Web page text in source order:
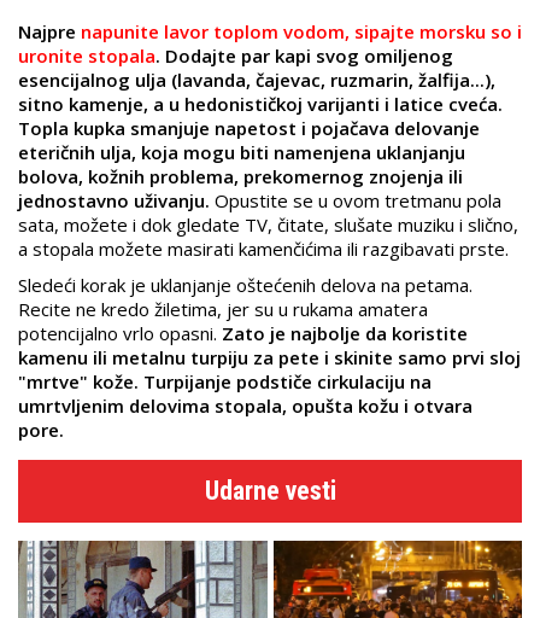
Najpre napunite lavor toplom vodom, sipajte morsku so i
uronite stopala. Dodajte par kapi svog omiljenog
esencijalnog ulja (lavanda, čajevac, ruzmarin, žalfija...),
sitno kamenje, a u hedonističkoj varijanti i latice cveća.
Topla kupka smanjuje napetost i pojačava delovanje
eteričnih ulja, koja mogu biti namenjena uklanjanju
bolova, kožnih problema, prekomernog znojenja ili
jednostavno uživanju. Opustite se u ovom tretmanu pola
sata, možete i dok gledate TV, čitate, slušate muziku i slično,
a stopala možete masirati kamenčićima ili razgibavati prste.
Sledeći korak je uklanjanje oštećenih delova na petama.
Recite ne kredo žiletima, jer su u rukama amatera
potencijalno vrlo opasni. Zato je najbolje da koristite
kamenu ili metalnu turpiju za pete i skinite samo prvi sloj
"mrtve" kože. Turpijanje podstiče cirkulaciju na
umrtvljenim delovima stopala, opušta kožu i otvara
pore.
Udarne vesti